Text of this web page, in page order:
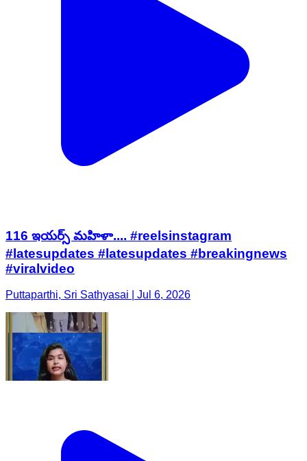
116 ఇయర్స్ మహిళా.... #reelsinstagram
#latesupdates #latesupdates #breakingnews
#viralvideo
Puttaparthi, Sri Sathyasai | Jul 6, 2026